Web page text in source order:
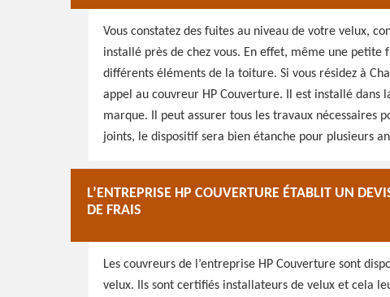
Vous constatez des fuites au niveau de votre velux,
installé près de chez vous. En effet, même une
différents éléments de la toiture. Si vous résidez à
appel au couvreur HP Couverture. Il est installé
marque. Il peut assurer tous les travaux nécessaires
joints, le dispositif sera bien étanche pour plusieurs
L’ENTREPRISE HP COUVERTURE ÉTABLIT UN
DE FRAIS
Les couvreurs de l’entreprise HP Couverture sont
velux. Ils sont certifiés installateurs de velux et cela